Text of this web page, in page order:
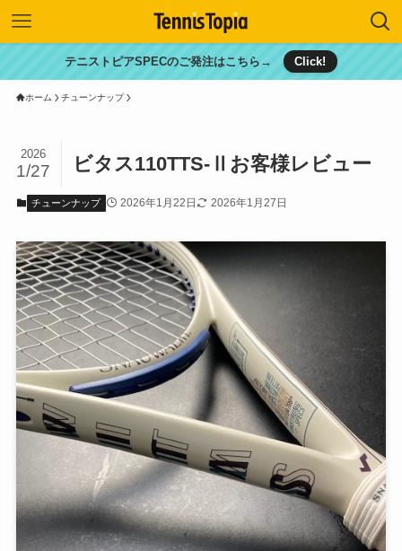
テニストピアSPECのご発注はこちら→ Click!
ホーム チューンナップ
ビタス110TTS-Ⅱお客様レビュー
2026
1/27
チューンナップ 2026年1月22日 2026年1月27日